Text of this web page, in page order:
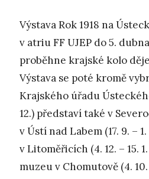
Výstava Rok 1918 na
v atriu FF UJEP do 5.
proběhne krajské kolo
Výstava se poté kromě
Krajského úřadu
12.) představí také v
v Ústí nad Labem (17. 9. –
v Litoměřicích (4. 12. – 15.
muzeu v Chomutově (4. 10.